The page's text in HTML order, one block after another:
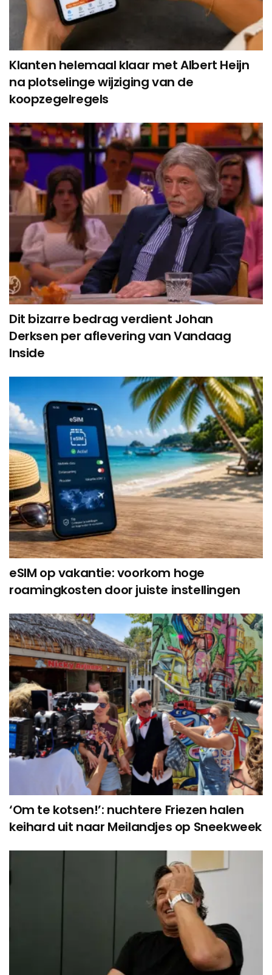
Klanten helemaal klaar met Albert Heijn
na plotselinge wijziging van de
koopzegelregels
Dit bizarre bedrag verdient Johan
Derksen per aflevering van Vandaag
Inside
eSIM op vakantie: voorkom hoge
roamingkosten door juiste instellingen
‘Om te kotsen!’: nuchtere Friezen halen
keihard uit naar Meilandjes op Sneekweek